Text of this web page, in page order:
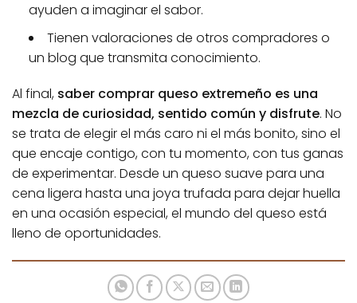
ayuden a imaginar el sabor.
Tienen valoraciones de otros compradores o
un blog que transmita conocimiento.
Al final, saber comprar queso extremeño es una
mezcla de curiosidad, sentido común y disfrute. No
se trata de elegir el más caro ni el más bonito, sino el
que encaje contigo, con tu momento, con tus ganas
de experimentar. Desde un queso suave para una
cena ligera hasta una joya trufada para dejar huella
en una ocasión especial, el mundo del queso está
lleno de oportunidades.